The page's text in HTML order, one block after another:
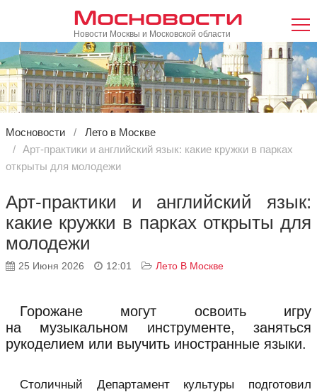
Мосновости
Новости Москвы и Московской области
Мосновости
Лето в Москве
Арт-практики и английский язык: какие кружки в парках
открыты для молодежи
Арт-практики и английский язык:
какие кружки в парках открыты для
молодежи
25 Июня 2026 12:01 Лето В Москве
Горожане могут освоить игру
на музыкальном инструменте, заняться
рукоделием или выучить иностранные языки.
Столичный Департамент культуры подготовил